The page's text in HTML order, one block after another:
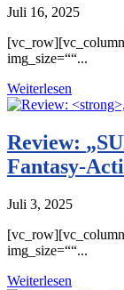
Juli 16, 2025
img_size=““...
Weiterlesen
Review:
Fantasy-
Juli 3, 2025
img_size=““...
Weiterlesen